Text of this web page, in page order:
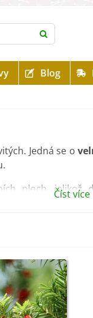
Blog
Jedná se o
ploch, jelikož
nábytku.
Číst více